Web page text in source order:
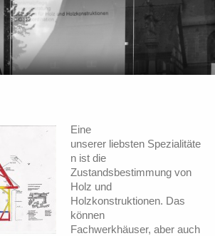
Eine
unserer liebsten Spezialitäte
n ist die
Zustandsbestimmung von
Holz und
Holzkonstruktionen. Das
können
Fachwerkhäuser, aber auch